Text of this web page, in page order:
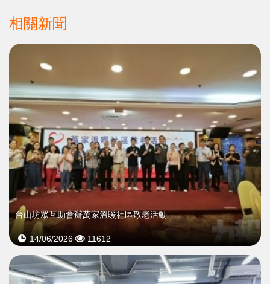
相關新聞
台山坊眾互助會辦萬家溫暖社區敬老活動
14/06/2026 11612